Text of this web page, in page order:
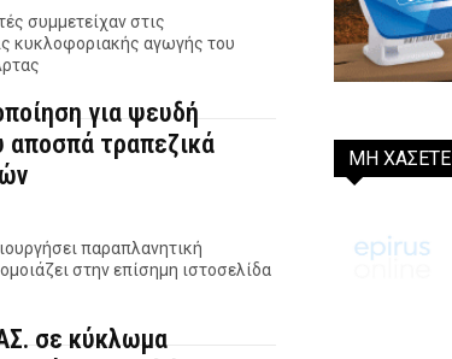
συμμετείχαν στις
κυκλοφοριακής αγωγής του
για ψευδή
αποσπά τραπεζικά
παραπλανητική
στην επίσημη ιστοσελίδα
σε κύκλωμα
ΜΗ ΧΑΣΕΤΕ